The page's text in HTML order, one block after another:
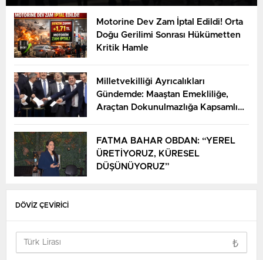
Motorine Dev Zam İptal Edildi! Orta
Doğu Gerilimi Sonrası Hükümetten
Kritik Hamle
Milletvekilliği Ayrıcalıkları
Gündemde: Maaştan Emekliliğe,
Araçtan Dokunulmazlığa Kapsamlı
FATMA BAHAR OBDAN: “YEREL
ÜRETİYORUZ, KÜRESEL
DÜŞÜNÜYORUZ”
DÖVİZ ÇEVİRİCİ
₺